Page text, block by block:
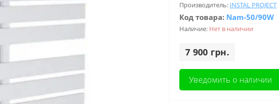
Производитель: INSTAL PROJECT
Код товара: Nam-50/90W
Наличие: Нет в наличии
7 900 грн.
Уведомить о наличии